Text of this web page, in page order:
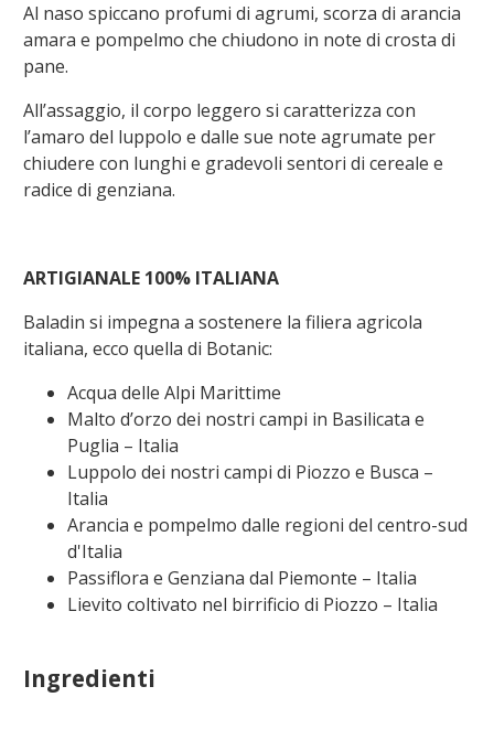
Al naso spiccano profumi di agrumi, scorza di arancia
amara e pompelmo che chiudono in note di crosta di
pane.
All’assaggio, il corpo leggero si caratterizza con
l’amaro del luppolo e dalle sue note agrumate per
chiudere con lunghi e gradevoli sentori di cereale e
radice di genziana.
ARTIGIANALE 100% ITALIANA
Baladin si impegna a sostenere la filiera agricola
italiana, ecco quella di Botanic:
Acqua delle Alpi Marittime
Malto d’orzo dei nostri campi in Basilicata e
Puglia – Italia
Luppolo dei nostri campi di Piozzo e Busca –
Italia
Arancia e pompelmo dalle regioni del centro-sud
d'Italia
Passiflora e Genziana dal Piemonte – Italia
Lievito coltivato nel birrificio di Piozzo – Italia
Ingredienti